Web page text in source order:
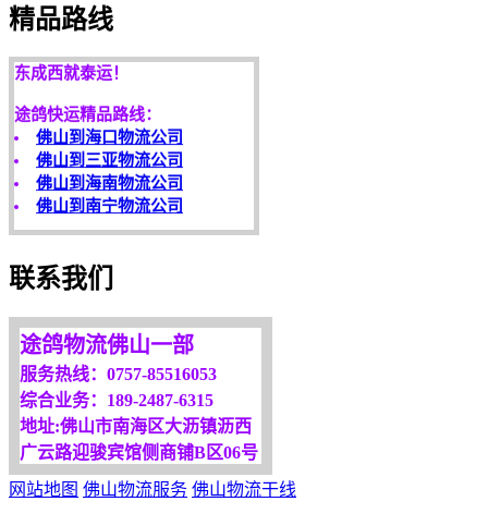
精品路线
天开地辟宏基，
途鸽快运精品路线：
佛山到海口物流公司
佛山到三亚物流公司
佛山到海南物流公司
佛山到南宁物流公司
客户是永远的朋友，
服务是永恒的追求！
欢迎您光临！
更多服务请来电咨询，
我们将竭诚为你服务！
联系我们
途鸽物流佛山一部
服务热线：0757-85516053
综合业务：189-2487-6315
地址:佛山市南海区大沥镇沥西
广云路迎骏宾馆侧商铺B区06号
网站地图 佛山物流服务 佛山物流干线